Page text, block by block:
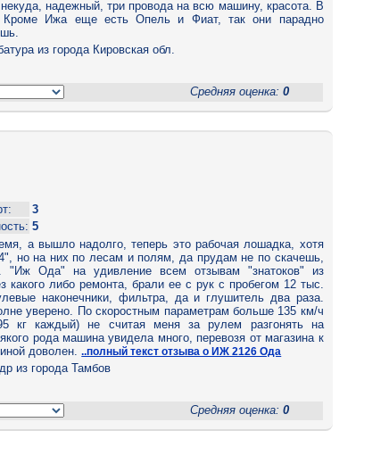
надежный, три провода на всю машину, красота. В
Кроме Ижа еще есть Опель и Фиат, так они парадно
из города Кировская обл.
Средняя оценка: 0
3
5
а вышло надолго, теперь это рабочая лошадка, хотя
но на них по лесам и полям, да прудам не по скачешь,
"Иж Ода" на удивление всем отзывам "знатоков" из
либо ремонта, брали ее с рук с пробегом 12 тыс.
наконечники, фильтра, да и глушитель два раза.
уверено. По скоростным параметрам больше 135 км/ч
кг каждый) не считая меня за рулем разгонять на
рода машина увидела много, перевозя от магазина к
доволен...полный текст отзыва о ИЖ 2126 Ода
из города Тамбов
Средняя оценка: 0